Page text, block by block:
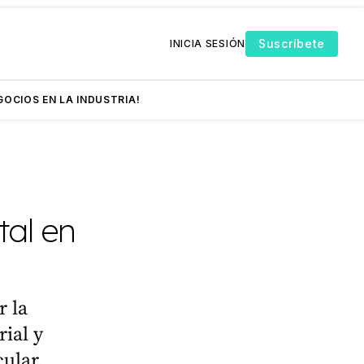
INICIA SESIÓN Suscríbete
EN LA INDUSTRIA!
en
la
y